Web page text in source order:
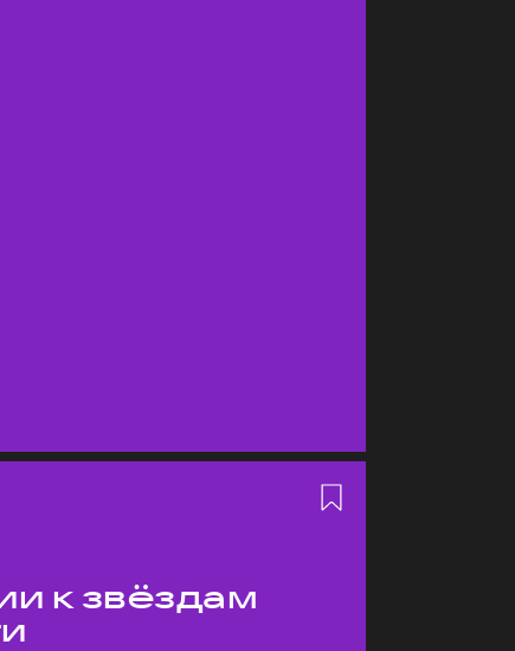
к звёздам